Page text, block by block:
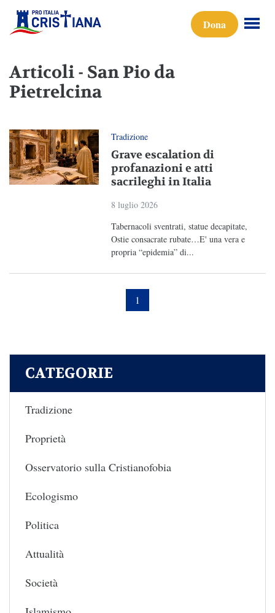
Dona
Articoli - San Pio da
Pietrelcina
Tradizione
Grave escalation di
profanazioni e atti
sacrileghi in Italia
8 luglio 2026
Tabernacoli sventrati, statue decapitate,
Ostie consacrate rubate…E' una vera e
propria “epidemia” di...
1
CATEGORIE
Tradizione
Proprietà
Osservatorio sulla Cristianofobia
Ecologismo
Politica
Attualità
Società